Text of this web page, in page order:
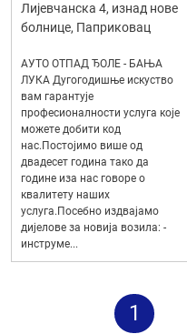
Лијевчанска 4, изнад нове
болнице, Паприковац
АУТО ОТПАД ЂОЛЕ - БАЊА
ЛУКА Дугогодишње искуство
вам гарантује
професионалности услуга које
можете добити код
нас.Постојимо више од
двадесет година тако да
године иза нас говоре о
квалитету наших
услуга.Посебно издвајамо
дијелове за новија возила: -
инструме...
1